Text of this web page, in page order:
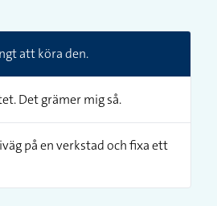
att köra den.
Det grämer mig så.
på en verkstad och fixa ett